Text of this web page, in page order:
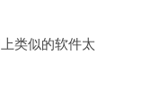
类似的软件太